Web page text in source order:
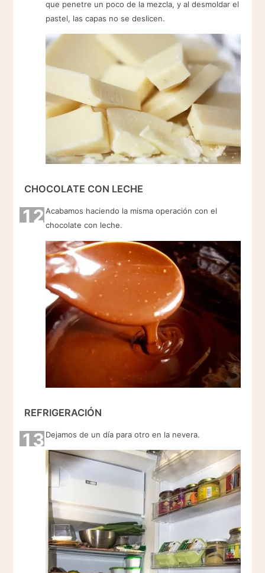
que penetre un poco de la mezcla, y al desmoldar el
pastel, las capas no se deslicen.
CHOCOLATE CON LECHE
12 Acabamos haciendo la misma operación con el
chocolate con leche.
REFRIGERACIÓN
13 Dejamos de un día para otro en la nevera.